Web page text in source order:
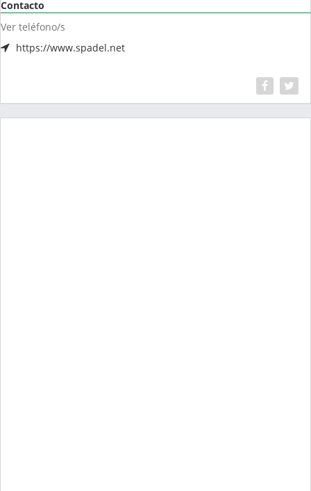
Contacto
Ver teléfono/s
https://www.spadel.net